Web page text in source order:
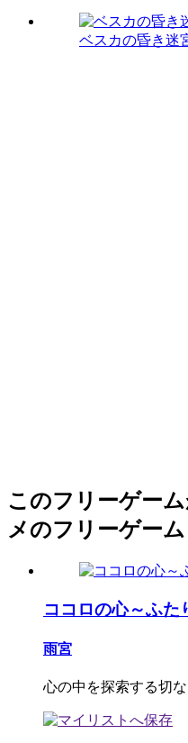
ベスカの昏き迷
このフリーゲー
メのフリーゲーム
ココロの心～ふた
雨宮
心の中を探索する切